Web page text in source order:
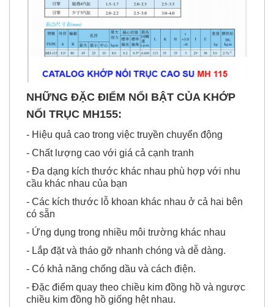
NHỮNG ĐẶC ĐIỂM NỔI BẬT CỦA KHỚP
NỐI TRỤC MH155:
- Hiệu quả cao trong việc truyền chuyển động
- Chất lượng cao với giá cả cạnh tranh
- Đa dạng kích thước khác nhau phù hợp với nhu
cầu khác nhau của bạn
- Các kích thước lỗ khoan khác nhau ở cả hai bên
có sẵn
- Ứng dụng trong nhiều môi trường khác nhau
- Lắp đặt và tháo gỡ nhanh chóng và dễ dàng.
- Có khả năng chống dầu và cách điện.
- Đặc điểm quay theo chiều kim đồng hồ và ngược
chiều kim đồng hồ giống hệt nhau.
- Kích thước nhỏ, trọng lượng thấp, mô-men xoắn